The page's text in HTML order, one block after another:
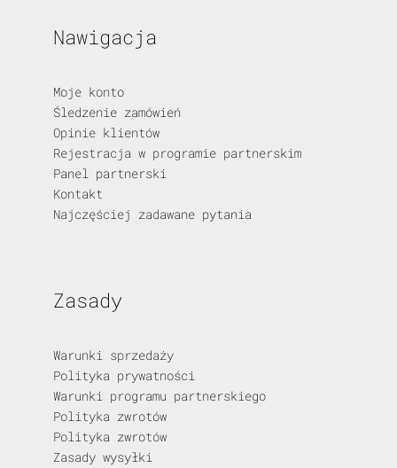
Nawigacja
Moje konto
Śledzenie zamówień
Opinie klientów
Rejestracja w programie partnerskim
Panel partnerski
Kontakt
Najczęściej zadawane pytania
Zasady
Warunki sprzedaży
Polityka prywatności
Warunki programu partnerskiego
Polityka zwrotów
Polityka zwrotów
Zasady wysyłki